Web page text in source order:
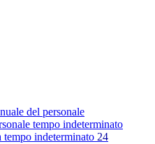
del personale
tempo indeterminato
tempo indeterminato 24